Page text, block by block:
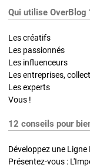
Qui utilise OverBlog
Les créatifs
Les passionnés
Les influenceurs
Les entreprises,
Les experts
Vous !
12 conseils pour
Développez une
Présentez-vous :